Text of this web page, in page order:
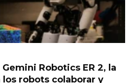
Robotics ER 2, la
robots colaborar y